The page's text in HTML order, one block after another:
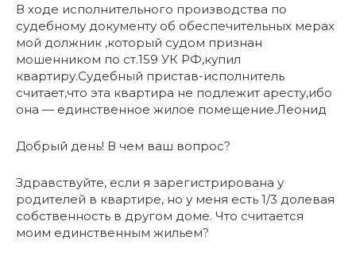
В ходе исполнительного производства по
судебному документу об обеспечительных мерах
мой должник ,который судом признан
мошенником по ст.159 УК РФ,купил
квартиру.Судебный пристав-исполнитель
считает,что эта квартира не подлежит аресту,ибо
она — единственное жилое помещение.Леонид
Добрый день! В чем ваш вопрос?
Здравствуйте, если я зарегистрирована у
родителей в квартире, но у меня есть 1/3 долевая
собственность в другом доме. Что считается
моим единственным жильем?